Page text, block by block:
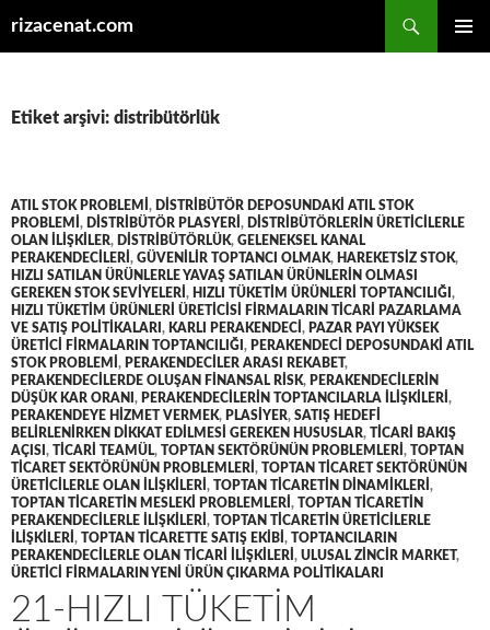
rizacenat.com
Etiket arşivi: distribütörlük
ATIL STOK PROBLEMI , DISTRIBÜTÖR DEPOSUNDAKI ATIL STOK
PROBLEMI , DISTRIBÜTÖR PLASYERI , DISTRIBÜTÖRLERIN ÜRETICILERLE
OLAN ILIŞKILER, DISTRIBÜTÖRLÜK, GELENEKSEL KANAL
PERAKENDECILERI , GÜVENILIR TOPTANCI OLMAK, HAREKETSIZ STOK,
HIZLI SATILAN ÜRÜNLERLE YAVAŞ SATILAN ÜRÜNLERIN OLMASI
GEREKEN STOK SEVIYELERI , HIZLI TÜKETIM ÜRÜNLERI TOPTANCILIĞI ,
HIZLI TÜKETIM ÜRÜNLERI ÜRETICISI FIRMALARIN TICARI PAZARLAMA
VE SATIŞ POLITIKALARI , KARLI PERAKENDECI , PAZAR PAYI YÜKSEK
ÜRETICI FIRMALARIN TOPTANCILIĞI , PERAKENDECI DEPOSUNDAKI ATIL
STOK PROBLEMI , PERAKENDECILER ARASI REKABET,
PERAKENDECILERDE OLUŞAN FINANSAL RISK, PERAKENDECILERIN
DÜŞÜK KAR ORANI , PERAKENDECILERIN TOPTANCILARLA ILIŞKILERI ,
PERAKENDEYE HIZMET VERMEK, PLASIYER, SATIŞ HEDEFI
BELIRLENIRKEN DIKKAT EDILMESI GEREKEN HUSUSLAR, TICARI BAKIŞ
AÇISI , TICARI TEAMÜL, TOPTAN SEKTÖRÜNÜN PROBLEMLERI , TOPTAN
TICARET SEKTÖRÜNÜN PROBLEMLERI , TOPTAN TICARET SEKTÖRÜNÜN
ÜRETICILERLE OLAN ILIŞKILERI , TOPTAN TICARETIN DINAMIKLERI ,
TOPTAN TICARETIN MESLEKI PROBLEMLERI , TOPTAN TICARETIN
PERAKENDECILERLE ILIŞKILERI , TOPTAN TICARETIN ÜRETICILERLE
ILIŞKILERI , TOPTAN TICARETTE SATIŞ EKIBI , TOPTANCILARIN
PERAKENDECILERLE OLAN TICARI ILIŞKILERI , ULUSAL ZINCIR MARKET,
ÜRETICI FIRMALARIN YENI ÜRÜN ÇIKARMA POLITIKALARI
21-HIZLI TÜKETIM